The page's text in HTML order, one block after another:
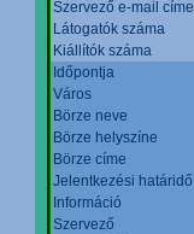
Szervező e-mail címe
Látogatók száma
Kiállítók száma
Időpontja
Város
Börze neve
Börze helyszíne
Börze címe
Jelentkezési határidő
Információ
Szervező